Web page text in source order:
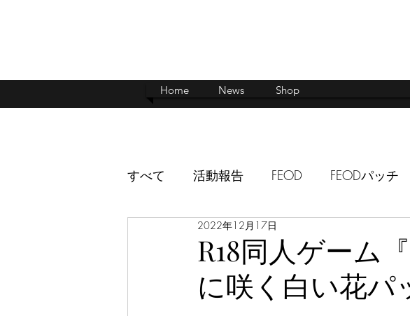
Home News Shop
すべて 活動報告 FEOD FEODパッチ
駆け落ちスローライフ
サキュバスカンパニーパッチ FEODSLS
R18同人ゲーム
に咲く白い花パ
2022年12月17日